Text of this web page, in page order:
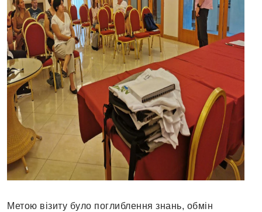
Метою візиту було поглиблення знань, обмін